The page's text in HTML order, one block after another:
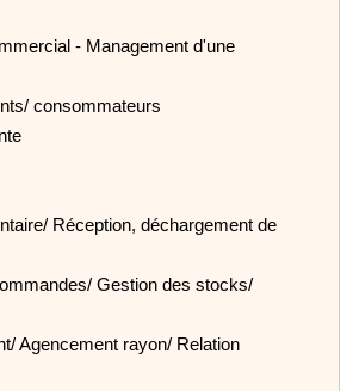
- Management d'une
consommateurs
Réception, déchargement de
Gestion des stocks/
Agencement rayon/ Relation